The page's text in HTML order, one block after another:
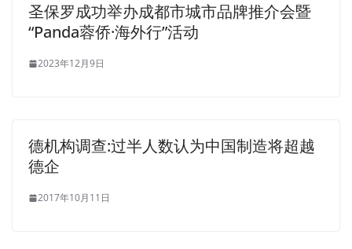
圣保罗成功举办成都市城市品牌推介会暨
“Panda蓉侨·海外行”活动
2023年12月9日
德机构调查:过半人数认为中国制造将超越
德企
2017年10月11日